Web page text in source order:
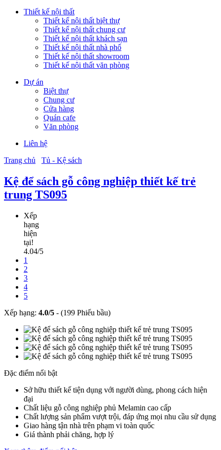
Thiết kế nội thất
Thiết kế nội thất biệt thự
Thiết kế nội thất chung cư
Thiết kế nội thất khách sạn
Thiết kế nội thất nhà phố
Thiết kế nội thất showroom
Thiết kế nội thất văn phòng
Dự án
Biệt thự
Chung cư
Cửa hàng
Quán cafe
Văn phòng
Liên hệ
Trang chủ
Tủ - Kệ sách
Kệ để sách gỗ công nghiệp thiết kế trẻ
trung TS095
Xếp
hạng
hiện
tại!
4.04/5
1
2
3
4
5
Xếp hạng: 4.0/5 - (199 Phiếu bầu)
Đặc điểm nổi bật
Sở hữu thiết kế tiện dụng với người dùng, phong cách hiện
đại
Chất liệu gỗ công nghiệp phủ Melamin cao cấp
Chất lượng sản phẩm vượt trội, đáp ứng mọi nhu cầu sử dụng
Giao hàng tận nhà trên phạm vi toàn quốc
Giá thành phải chăng, hợp lý